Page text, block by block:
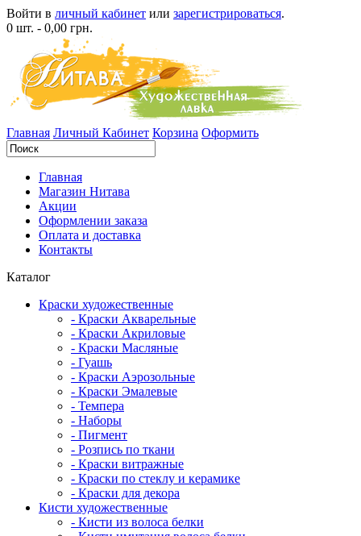
Войти в личный кабинет или зарегистрироваться.
0 шт. - 0,00 грн.
Главная Личный Кабинет Корзина Оформить
Главная
Магазин Нитава
Акции
Оформлении заказа
Оплата и доставка
Контакты
Каталог
Краски художественные
- Краски Акварельные
- Краски Акриловые
- Краски Масляные
- Гуашь
- Краски Аэрозольные
- Краски Эмалевые
- Темпера
- Наборы
- Пигмент
- Розпись по ткани
- Краски витражные
- Краски по стеклу и керамике
- Краски для декора
Кисти художественные
- Кисти из волоса белки